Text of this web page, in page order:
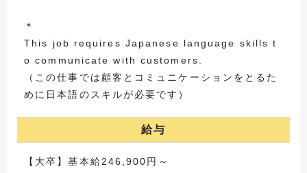
＊
This job requires Japanese language skills t
o communicate with customers.
（この仕事では顧客とコミュニケーションをとるた
めに日本語のスキルが必要です）
給与
【大卒】基本給246,900円～